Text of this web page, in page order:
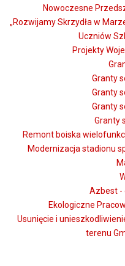
Nowoczesne
„Rozwijamy Skrzydła w
Uczniów
Projekty
Granty
Granty
Granty
Granty
Remont boiska
Modernizacja stadionu
Azbest -
Ekologiczne
Usunięcie i
terenu